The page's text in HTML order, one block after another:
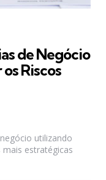
de Negócio
Riscos
utilizando
estratégicas